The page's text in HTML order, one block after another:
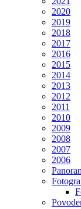
2020
2019
2018
2017
2016
2015
2014
2013
2012
2011
2010
2009
2008
2007
2006